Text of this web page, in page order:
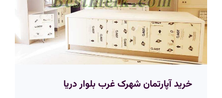
خرید آپارتمان شهرک غرب بلوار دریا